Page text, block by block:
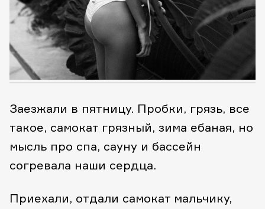
Заезжали в пятницу. Пробки, грязь, все
такое, самокат грязный, зима ебаная, но
мысль про спа, сауну и бассейн
согревала наши сердца.
Приехали, отдали самокат мальчику,